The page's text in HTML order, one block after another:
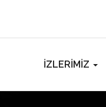
İZLERİMİZ